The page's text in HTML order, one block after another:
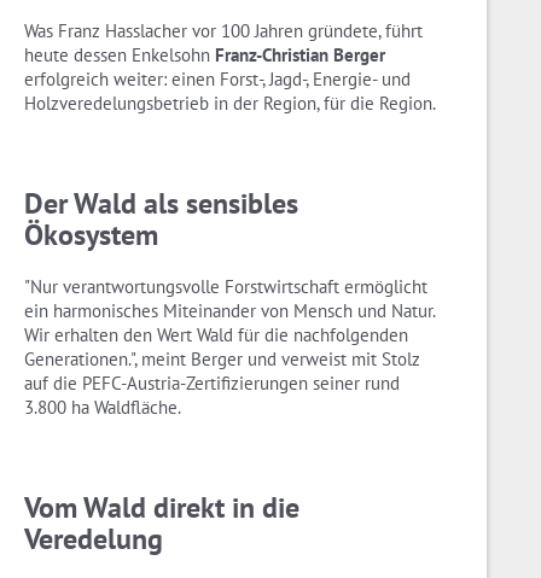
Was Franz Hasslacher vor 100 Jahren gründete, führt
heute dessen Enkelsohn Franz-Christian Berger
erfolgreich weiter: einen Forst-, Jagd-, Energie- und
Holzveredelungsbetrieb in der Region, für die Region.
Der Wald als sensibles
Ökosystem
"Nur verantwortungsvolle Forstwirtschaft ermöglicht
ein harmonisches Miteinander von Mensch und Natur.
Wir erhalten den Wert Wald für die nachfolgenden
Generationen.", meint Berger und verweist mit Stolz
auf die PEFC-Austria-Zertifizierungen seiner rund
3.800 ha Waldfläche.
Vom Wald direkt in die
Veredelung